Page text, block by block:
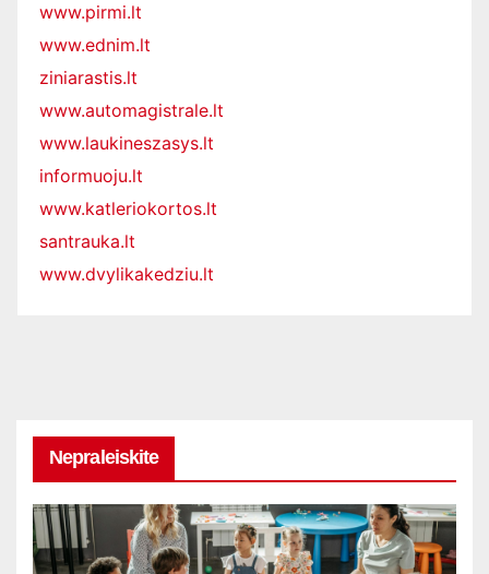
www.pirmi.lt
www.ednim.lt
ziniarastis.lt
www.automagistrale.lt
www.laukineszasys.lt
informuoju.lt
www.katleriokortos.lt
santrauka.lt
www.dvylikakedziu.lt
Nepraleiskite